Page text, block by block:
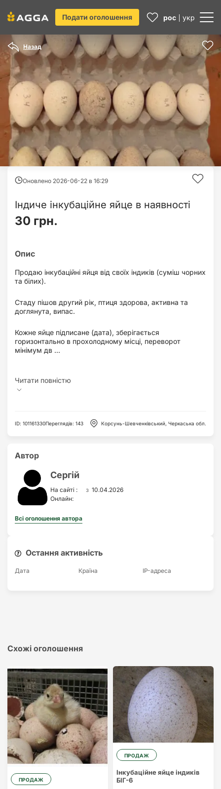
Подати оголошення рос укр
Назад
Оновлено 2026-06-22 в 16:29
Індиче інкубаційне яйце в наявності
30 грн.
Продаю інкубаційні яйця від своїх індиків (суміш чорних
та білих).
Стаду пішов другий рік, птиця здорова, активна та
доглянута, випас.
Кожне яйце підписане (дата), зберігається
горизонтально в прохолодному місці, переворот
мінімум дв ...
ID: 101161330Переглядів: 143 Корсунь-Шевченківський, Черкаська обл.
Автор
Сергій
На сайті : з 10.04.2026
Онлайн:
Всі оголошення автора
Остання активність
Дата Країна IP-адреса
Схожі оголошення
ПРОДАЖ
ПРОДАЖ
Інкубаційне яйце індиків
БІГ-6